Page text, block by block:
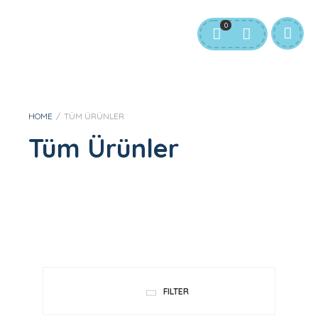
0
HOME / TÜM ÜRÜNLER
Tüm Ürünler
FILTER